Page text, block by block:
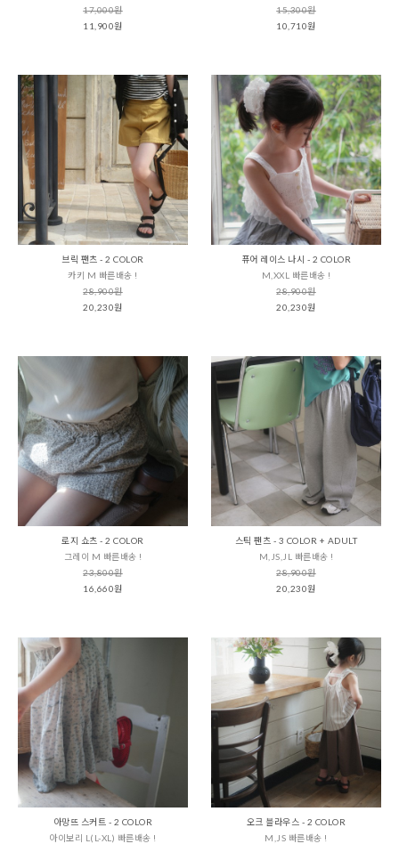
17,000원
11,900원
15,300원
10,710원
브릭 팬츠 - 2 COLOR
카키 M 빠른배송 !
28,900원
20,230원
퓨어 레이스 나시 - 2 COLOR
M,XXL 빠른배송 !
28,900원
20,230원
로지 쇼츠 - 2 COLOR
그레이 M 빠른배송 !
23,800원
16,660원
스틱 팬츠 - 3 COLOR + ADULT
M,JS,JL 빠른배송 !
28,900원
20,230원
아망뜨 스커트 - 2 COLOR
아이보리 L(L-XL) 빠른배송 !
오크 블라우스 - 2 COLOR
M,JS 빠른배송 !